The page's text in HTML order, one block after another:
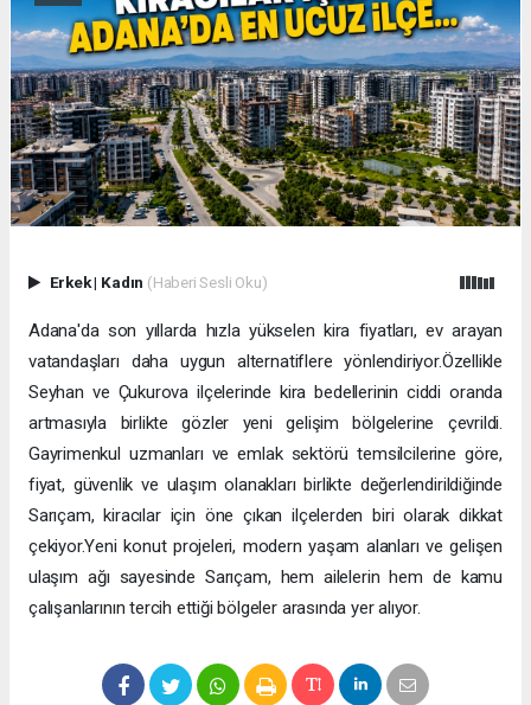
Erkek| Kadın (Haberi Sesli Oku)
Adana'da son yıllarda hızla yükselen kira fiyatları, ev arayan
vatandaşları daha uygun alternatiflere yönlendiriyor.Özellikle
Seyhan ve Çukurova ilçelerinde kira bedellerinin ciddi oranda
artmasıyla birlikte gözler yeni gelişim bölgelerine çevrildi.
Gayrimenkul uzmanları ve emlak sektörü temsilcilerine göre,
fiyat, güvenlik ve ulaşım olanakları birlikte değerlendirildiğinde
Sarıçam, kiracılar için öne çıkan ilçelerden biri olarak dikkat
çekiyor.Yeni konut projeleri, modern yaşam alanları ve gelişen
ulaşım ağı sayesinde Sarıçam, hem ailelerin hem de kamu
çalışanlarının tercih ettiği bölgeler arasında yer alıyor.